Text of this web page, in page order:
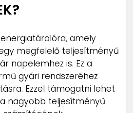
amely
megfelelő teljesítményű
napelemhez is. Ez a
gyári rendszeréhez
Ezzel támogatni lehet
nagyobb teljesítményű